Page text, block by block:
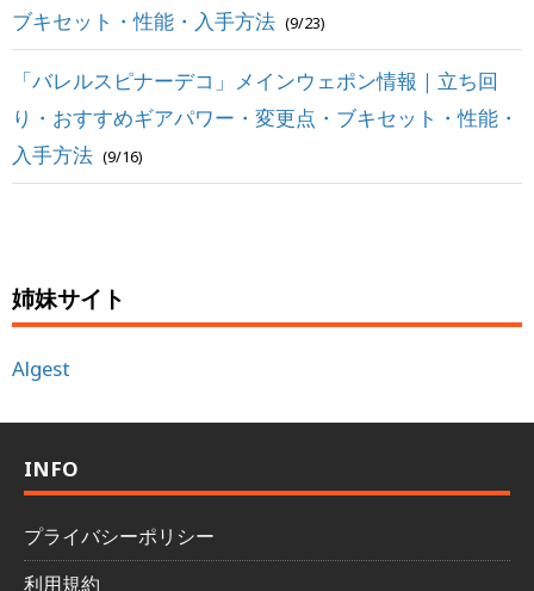
ブキセット・性能・入手方法 (9/23)
「バレルスピナーデコ」メインウェポン情報｜立ち回
り・おすすめギアパワー・変更点・ブキセット・性能・
入手方法 (9/16)
姉妹サイト
Algest
INFO
プライバシーポリシー
利用規約